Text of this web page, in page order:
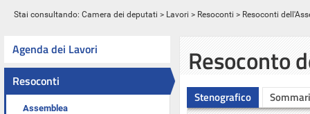
Stai consultando: Camera dei deputati > Lavori > Resoconti > Resoconti
Agenda dei Lavori
Resoconti
Assemblea
Resoconto
Stenografico